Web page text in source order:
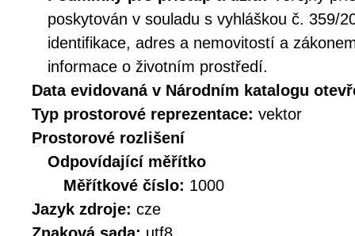
poskytován v souladu s vyhláškou č. 359/
identifikace, adres a nemovitostí a
informace o životním prostředí.
Data evidovaná v Národním katalogu
Typ prostorové reprezentace: vektor
Prostorové rozlišení
Odpovídající měřítko
Měřítkové číslo: 1000
Jazyk zdroje: cze